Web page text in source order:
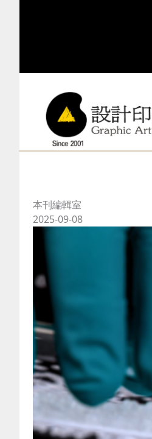
本刊編輯室
2025-09-08